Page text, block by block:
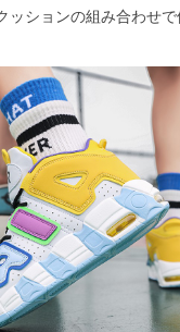
ッションの組み合わせ